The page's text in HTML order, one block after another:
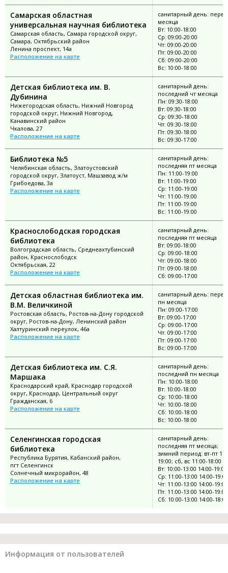
Самарская областная
универсальная научная библиотека
Самарская область, Самара городской округ,
Самара, Октябрьский район
Ленина проспект, 14а
Расположение на карте
санитарный день:
месяца
Вт: 10:00-18:00
Ср: 09:00-20:00
Чт: 09:00-20:00
Пт: 09:00-20:00
Сб: 09:00-20:00
Вс: 10:00-18:00
Детская библиотека им. В.
Дубинина
Нижегородская область, Нижний Новгород
городской округ, Нижний Новгород,
Канавинский район
Чкалова, 27
Расположение на карте
санитарный день:
последний чт месяца
Пн: 09:30-18:00
Вт: 09:30-18:00
Ср: 09:30-18:00
Чт: 09:30-18:00
Пт: 09:30-18:00
Вс: 09:30-17:00
Библиотека №5
Челябинская область, Златоустовский
городской округ, Златоуст, Машзавод ж/м
Грибоедова, 3а
Расположение на карте
санитарный день:
последняя пт месяца
Пн: 11:00-19:00
Вт: 11:00-19:00
Ср: 11:00-19:00
Чт: 11:00-19:00
Пт: 11:00-19:00
Вс: 11:00-19:00
Краснослободская городская
библиотека
Волгоградская область, Среднеахтубинский
район, Краснослободск
Октябрьская, 22
Расположение на карте
санитарный день:
последняя пт месяца
Вт: 09:00-18:00
Ср: 09:00-18:00
Чт: 09:00-18:00
Пт: 09:00-18:00
Сб: 09:00-17:00
Детская областная библиотека им.
В.М. Величкиной
Ростовская область, Ростов-на-Дону городской
округ, Ростов-на-Дону, Ленинский район
Халтуринский переулок, 46а
Расположение на карте
санитарный день:
пн месяца
Пн: 09:00-17:00
Вт: 09:00-17:00
Ср: 09:00-17:00
Чт: 09:00-17:00
Пт: 09:00-17:00
Вс: 09:00-17:00
Детская библиотека им. С.Я.
Маршака
Краснодарский край, Краснодар городской
округ, Краснодар, Центральный округ
Гражданская, 6
Расположение на карте
санитарный день:
последний пн месяца
Пн: 10:00-18:00
Вт: 10:00-18:00
Ср: 10:00-18:00
Чт: 10:00-18:00
Сб: 10:00-18:00
Вс: 10:00-18:00
Селенгинская городская
библиотека
Республика Бурятия, Кабанский район,
пгт Селенгинск
Солнечный микрорайон, 48
Расположение на карте
санитарный день:
последняя пт месяца;
зимний период: вт-пт
19:00; сб, вс 11:00-18:00
Вт: 10:00-13:00 14:00-19:00
Ср: 11:00-13:00 14:00-19:00
Чт: 11:00-13:00 14:00-19:00
Пт: 11:00-13:00 14:00-19:00
Сб: 10:00-13:00 14:00-18:00
Информация от пользователей